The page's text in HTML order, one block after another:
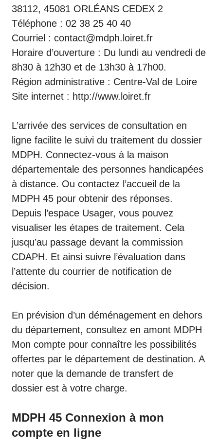
38112, 45081 ORLÉANS CEDEX 2
Téléphone : 02 38 25 40 40
Courriel : contact@mdph.loiret.fr
Horaire d’ouverture : Du lundi au vendredi de
8h30 à 12h30 et de 13h30 à 17h00.
Région administrative : Centre-Val de Loire
Site internet : http://www.loiret.fr
L’arrivée des services de consultation en
ligne facilite le suivi du traitement du dossier
MDPH. Connectez-vous à la maison
départementale des personnes handicapées
à distance. Ou contactez l’accueil de la
MDPH 45 pour obtenir des réponses.
Depuis l’espace Usager, vous pouvez
visualiser les étapes de traitement. Cela
jusqu’au passage devant la commission
CDAPH. Et ainsi suivre l’évaluation dans
l’attente du courrier de notification de
décision.
En prévision d’un déménagement en dehors
du département, consultez en amont MDPH
Mon compte pour connaître les possibilités
offertes par le département de destination. A
noter que la demande de transfert de
dossier est à votre charge.
MDPH 45 Connexion à mon
compte en ligne